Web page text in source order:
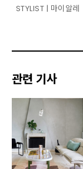
STYLIST | 마이알레
관련 기사